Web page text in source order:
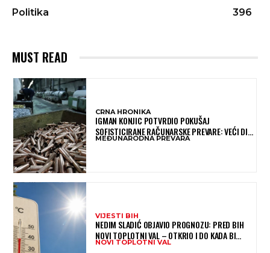
Politika
396
MUST READ
CRNA HRONIKA
IGMAN KONJIC POTVRDIO POKUŠAJ
SOFISTICIRANE RAČUNARSKE PREVARE: VEĆI DIO
NOVCA BLOKIRAN, OČEKUJE SE POVRAT
MEĐUNARODNA PREVARA
VIJESTI BIH
NEDIM SLADIĆ OBJAVIO PROGNOZU: PRED BIH
NOVI TOPLOTNI VAL – OTKRIO I DO KADA BI
MOGAO TRAJATI
NOVI TOPLOTNI VAL